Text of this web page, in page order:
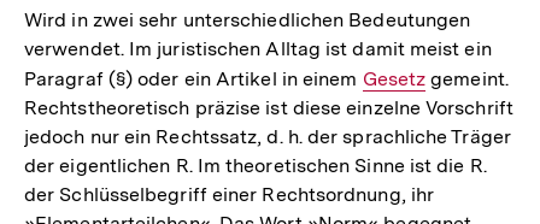
Wird in zwei sehr unterschiedlichen Bedeutungen
verwendet. Im juristischen Alltag ist damit meist ein
Paragraf (§) oder ein Artikel in einem Interner
Link:
Gesetz gemeint.
Rechtstheoretisch präzise ist diese einzelne Vorschrift
jedoch nur ein Rechtssatz, d. h. der sprachliche Träger
der eigentlichen R. Im theoretischen Sinne ist die R.
der Schlüsselbegriff einer Rechtsordnung, ihr